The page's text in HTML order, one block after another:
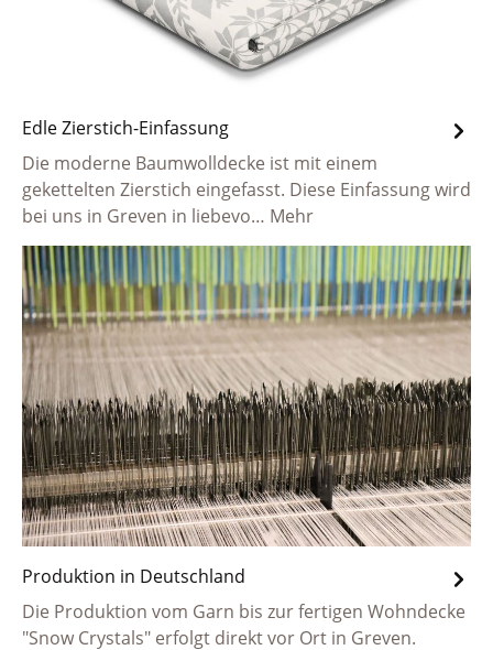
Edle Zierstich-Einfassung
Die moderne Baumwolldecke ist mit einem
gekettelten Zierstich eingefasst. Diese Einfassung wird
bei uns in Greven in liebevo… Mehr
Produktion in Deutschland
Die Produktion vom Garn bis zur fertigen Wohndecke
"Snow Crystals" erfolgt direkt vor Ort in Greven.